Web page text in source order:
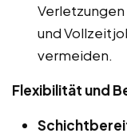
und
vermeiden.
Flexibilität und